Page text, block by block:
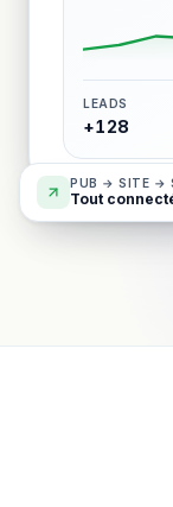
LEADS
+128
PUB → SITE →
Tout